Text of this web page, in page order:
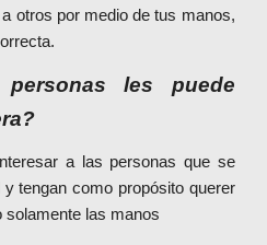
otros por medio de tus manos,
les puede
a las personas que se
tengan como propósito querer
solamente las manos